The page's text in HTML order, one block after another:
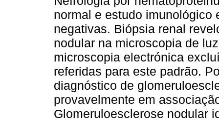
normal e estudo imunológico
negativas. Biópsia renal
nodular na microscopia de
microscopia electrónica
referidas para este padrão.
diagnóstico de
provavelmente em
Glomeruloesclerose nodular